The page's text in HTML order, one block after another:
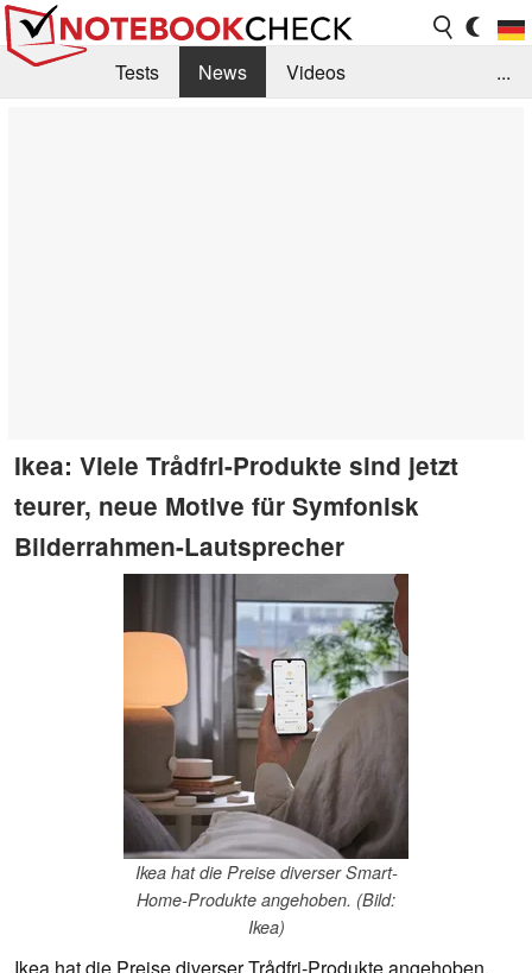
Tests News
Videos
...
Ikea: Viele Trådfri-Produkte sind jetzt
teurer, neue Motive für Symfonisk
Bilderrahmen-Lautsprecher
Ikea hat die Preise diverser Smart-
Home-Produkte angehoben. (Bild:
Ikea)